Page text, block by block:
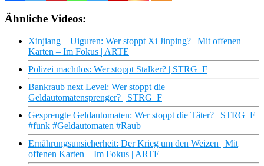
Ähnliche Videos:
Xinjiang – Uiguren: Wer stoppt Xi Jinping? | Mit offenen
Karten – Im Fokus | ARTE
Polizei machtlos: Wer stoppt Stalker? | STRG_F
Bankraub next Level: Wer stoppt die
Geldautomatensprenger? | STRG_F
Gesprengte Geldautomaten: Wer stoppt die Täter? | STRG_F
#funk #Geldautomaten #Raub
Ernährungsunsicherheit: Der Krieg um den Weizen | Mit
offenen Karten – Im Fokus | ARTE